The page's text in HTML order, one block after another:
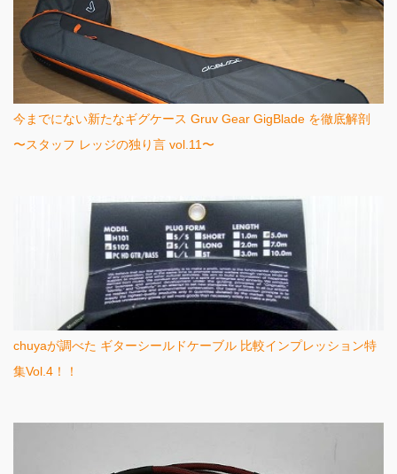
今までにない新たなギグケース Gruv Gear GigBlade を徹底解剖
〜スタッフ レッジの独り言 vol.11〜
chuyaが調べた ギターシールドケーブル 比較インプレッション特
集Vol.4！！